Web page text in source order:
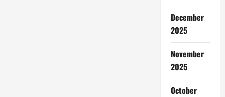
December
2025
November
2025
October